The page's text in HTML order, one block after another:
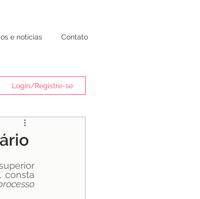
e notícias Contato
Login/Registre-se
consta